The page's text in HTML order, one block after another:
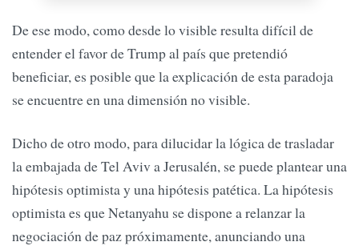
De ese modo, como desde lo visible resulta difícil de
entender el favor de Trump al país que pretendió
beneficiar, es posible que la explicación de esta paradoja
se encuentre en una dimensión no visible.
Dicho de otro modo, para dilucidar la lógica de trasladar
la embajada de Tel Aviv a Jerusalén, se puede plantear una
hipótesis optimista y una hipótesis patética. La hipótesis
optimista es que Netanyahu se dispone a relanzar la
negociación de paz próximamente, anunciando una